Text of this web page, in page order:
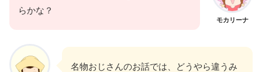
モカリーナ
らかな？
名物おじさんのお話では、どうやら違うみ